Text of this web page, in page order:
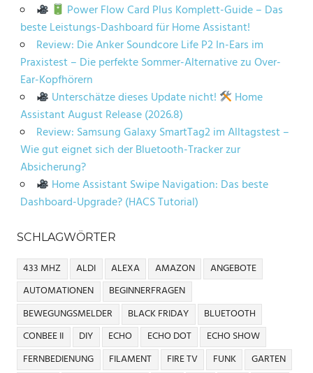
Power Flow Card Plus Komplett-Guide – Das
beste Leistungs-Dashboard für Home Assistant!
Review: Die Anker Soundcore Life P2 In-Ears im
Praxistest – Die perfekte Sommer-Alternative zu Over-
Ear-Kopfhörern
Unterschätze dieses Update nicht!
Home
Assistant August Release (2026.8)
Review: Samsung Galaxy SmartTag2 im Alltagstest –
Wie gut eignet sich der Bluetooth-Tracker zur
Absicherung?
Home Assistant Swipe Navigation: Das beste
Dashboard-Upgrade? (HACS Tutorial)
SCHLAGWÖRTER
433 MHZ ALDI ALEXA AMAZON
ANGEBOTE
AUTOMATIONEN
BEGINNERFRAGEN
BEWEGUNGSMELDER
BLACK FRIDAY
BLUETOOTH
CONBEE II
DIY ECHO ECHO DOT
ECHO SHOW
FERNBEDIENUNG
FILAMENT FIRE TV FUNK
GARTEN